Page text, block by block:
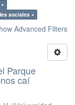
sociales ×
Advanced Filters
Parque
caí